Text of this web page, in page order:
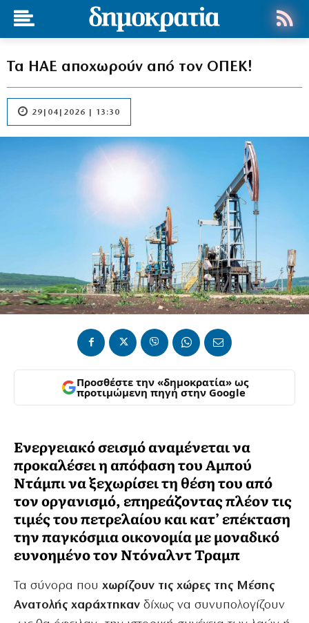
Τα ΗΑΕ αποχωρούν από τον ΟΠΕΚ!
29|04|2026 | 13:30
Προσθέστε την «δημοκρατία» ως
προτιμώμενη πηγή στην Google
Ενεργειακό σεισμό αναμένεται να
προκαλέσει η απόφαση του Αμπού
Ντάμπι να ξεχωρίσει τη θέση του από
τον οργανισμό, επηρεάζοντας πλέον τις
τιμές του πετρελαίου και κατ’ επέκταση
την παγκόσμια οικονομία με μοναδικό
ευνοημένο τον Ντόναλντ Τραμπ
Τα σύνορα που χωρίζουν τις χώρες της Μέσης
Ανατολής χαράχτηκαν δίχως να συνυπολογίζουν